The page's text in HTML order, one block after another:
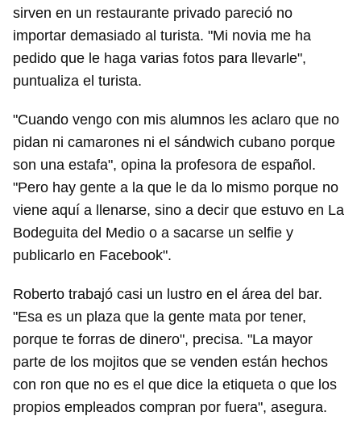
Guardar como favorito
Para poder guardar como favorito, primero has de
iniciar sesión con tu cuenta de 14ymedio.
INICIAR SESIÓN CANCELAR
sirven en un restaurante privado pareció no
importar demasiado al turista. "Mi novia me ha
pedido que le haga varias fotos para llevarle",
puntualiza el turista.
"Cuando vengo con mis alumnos les aclaro que no
pidan ni camarones ni el sándwich cubano porque
son una estafa", opina la profesora de español.
"Pero hay gente a la que le da lo mismo porque no
viene aquí a llenarse, sino a decir que estuvo en La
Bodeguita del Medio o a sacarse un selfie y
publicarlo en Facebook".
Roberto trabajó casi un lustro en el área del bar.
"Esa es un plaza que la gente mata por tener,
porque te forras de dinero", precisa. "La mayor
parte de los mojitos que se venden están hechos
con ron que no es el que dice la etiqueta o que los
propios empleados compran por fuera", asegura.